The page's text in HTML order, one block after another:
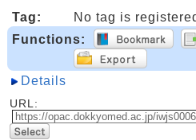
Tag:
No tag is
Functions:
Details
URL: